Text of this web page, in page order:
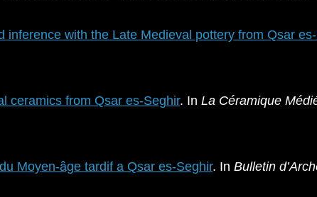
inference with the Late Medieval pottery from Qsar
ceramics from Qsar es-Seghir. In La Céramique
Moyen-âge tardif a Qsar es-Seghir. In Bulletin